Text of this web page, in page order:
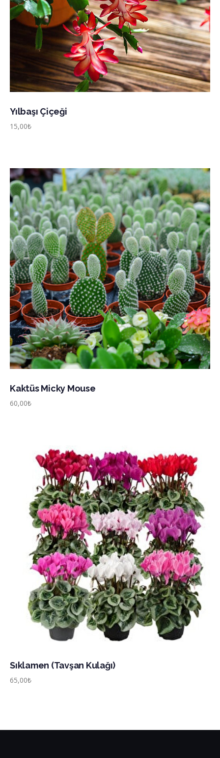
Yılbaşı Çiçeği
15,00₺
Kaktüs Micky Mouse
60,00₺
Sıklamen (Tavşan Kulağı)
65,00₺